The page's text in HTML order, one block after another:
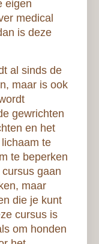
eigen
medical
is deze
al sinds de
maar is ook
gewrichten
en het
te
te beperken
gaan
maar
die je kunt
cursus is
om honden